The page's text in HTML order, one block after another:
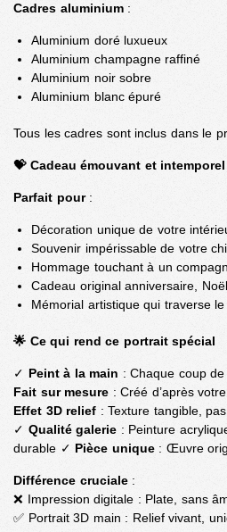
Cadres aluminium:
Aluminium doré luxueux
Aluminium champagne raffiné
Aluminium noir sobre
Aluminium blanc épuré
Tous les cadres sont inclus dans le
💝 Cadeau émouvant et intemporel
Parfait pour:
Décoration unique de votre
Souvenir impérissable de votre
Hommage touchant à un
Cadeau original anniversaire,
Mémorial artistique qui traverse
🌟 Ce qui rend ce portrait spécial
✓ Peint à la main : Chaque coup
Fait sur mesure : Créé d’après
Effet 3D relief : Texture tangible,
✓ Qualité galerie : Peinture
durable ✓ Pièce unique: Œuvre
Différence cruciale:
❌ Impression digitale : Plate, sans
✅ Portrait 3D main : Relief vivant,